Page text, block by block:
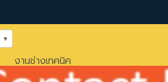
งานช่างเทคนิค